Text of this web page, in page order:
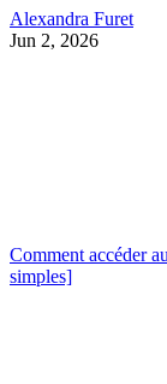
Alexandra Furet
Jun 2, 2026
Comment accéder
simples]